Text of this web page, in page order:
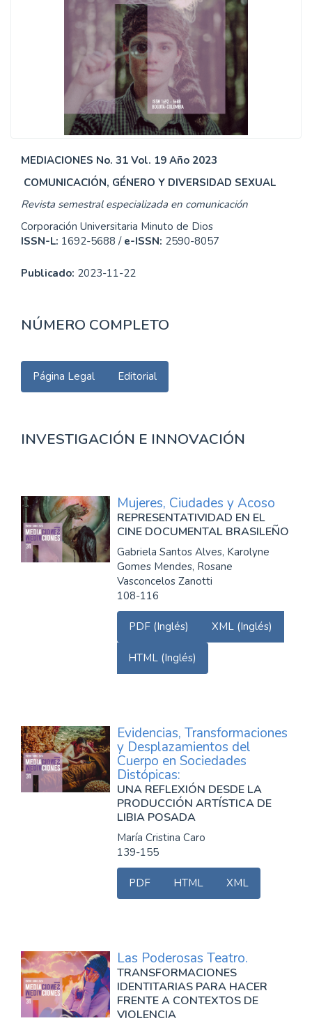
MEDIACIONES No. 31 Vol. 19 Año 2023
COMUNICACIÓN, GÉNERO Y DIVERSIDAD SEXUAL
Revista semestral especializada en comunicación
Corporación Universitaria Minuto de Dios
ISSN-L: 1692-5688 / e-ISSN: 2590-8057
Publicado: 2023-11-22
NÚMERO COMPLETO
Página Legal Editorial
INVESTIGACIÓN E INNOVACIÓN
Mujeres, Ciudades y Acoso
REPRESENTATIVIDAD EN EL
CINE DOCUMENTAL BRASILEÑO
Gabriela Santos Alves, Karolyne
Gomes Mendes, Rosane
Vasconcelos Zanotti
108-116
PDF (Inglés) XML (Inglés)
HTML (Inglés)
Evidencias, Transformaciones
y Desplazamientos del
Cuerpo en Sociedades
Distópicas:
UNA REFLEXIÓN DESDE LA
PRODUCCIÓN ARTÍSTICA DE
LIBIA POSADA
María Cristina Caro
139-155
PDF HTML XML
Las Poderosas Teatro.
TRANSFORMACIONES
IDENTITARIAS PARA HACER
FRENTE A CONTEXTOS DE
VIOLENCIA